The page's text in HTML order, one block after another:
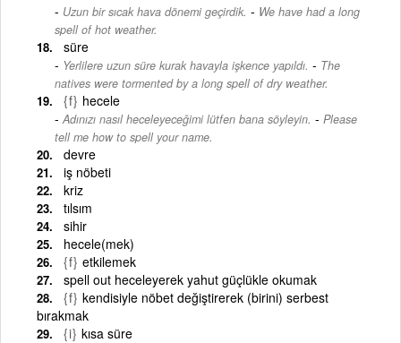
Uzun bir sıcak hava dönemi geçirdik. - We have had a long
spell of hot weather.
süre
Yerlilere uzun süre kurak havayla işkence yapıldı. - The
natives were tormented by a long spell of dry weather.
{f} hecele
Adınızı nasıl heceleyeceğimi lütfen bana söyleyin. - Please
tell me how to spell your name.
devre
iş nöbeti
kriz
tılsım
sihir
hecele(mek)
{f} etkilemek
spell out heceleyerek yahut güçlükle okumak
{f} kendisiyle nöbet değiştirerek (birini) serbest
bırakmak
{i} kısa süre